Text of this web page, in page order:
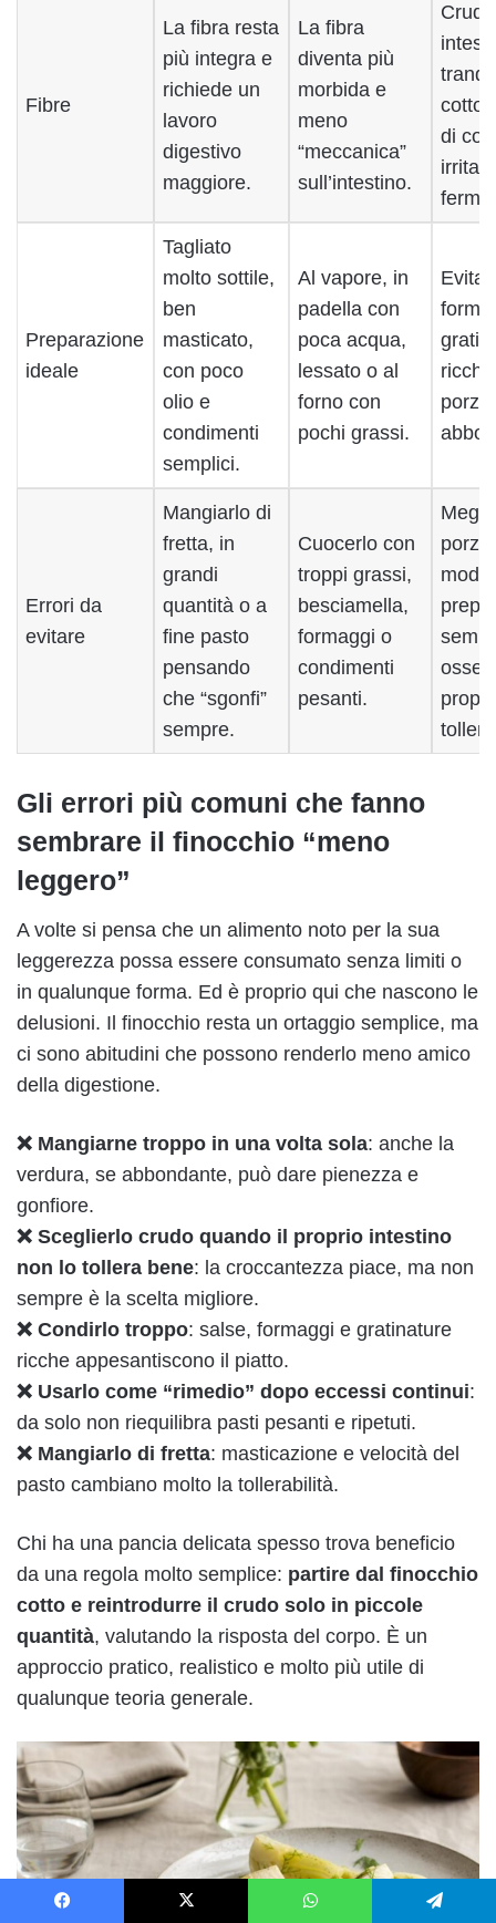
Fibre
La fibra resta
più integra e
richiede un
lavoro
digestivo
maggiore.
La fibra
diventa più
morbida e
meno
“meccanica”
sull’intestino.
cotto
di
Preparazione
ideale
Tagliato
molto sottile,
ben
masticato,
con poco
olio e
condimenti
semplici.
Al vapore, in
padella con
poca acqua,
lessato o al
forno con
pochi grassi.
Evita
Errori da
evitare
Mangiarlo di
fretta, in
grandi
quantità o a
fine pasto
pensando
che “sgonfi”
sempre.
Cuocerlo con
troppi grassi,
besciamella,
formaggi o
condimenti
pesanti.
Gli errori più comuni che fanno
sembrare il finocchio “meno
leggero”
A volte si pensa che un alimento noto per la sua
leggerezza possa essere consumato senza limiti o
in qualunque forma. Ed è proprio qui che nascono le
delusioni. Il finocchio resta un ortaggio semplice, ma
ci sono abitudini che possono renderlo meno amico
della digestione.
❌ Mangiarne troppo in una volta sola: anche la
verdura, se abbondante, può dare pienezza e
gonfiore.
❌ Sceglierlo crudo quando il proprio intestino
non lo tollera bene: la croccantezza piace, ma non
sempre è la scelta migliore.
❌ Condirlo troppo: salse, formaggi e gratinature
ricche appesantiscono il piatto.
❌ Usarlo come “rimedio” dopo eccessi continui:
da solo non riequilibra pasti pesanti e ripetuti.
❌ Mangiarlo di fretta: masticazione e velocità del
pasto cambiano molto la tollerabilità.
Chi ha una pancia delicata spesso trova beneficio
da una regola molto semplice: partire dal finocchio
cotto e reintrodurre il crudo solo in piccole
quantità, valutando la risposta del corpo. È un
approccio pratico, realistico e molto più utile di
qualunque teoria generale.